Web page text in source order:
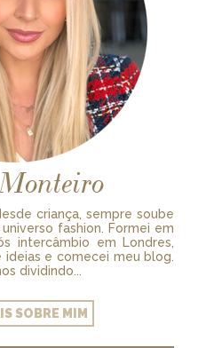
criança, sempre soube
fashion. Formei em
intercâmbio em Londres,
ideias e comecei meu blog.
dividindo...
SOBRE MIM